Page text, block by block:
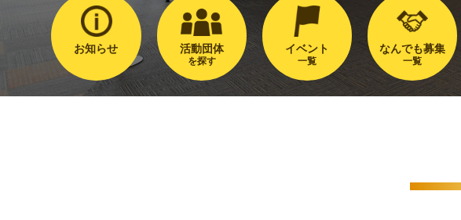
お知らせ 活動団体
を探す
イベント
一覧
なんでも募集
一覧